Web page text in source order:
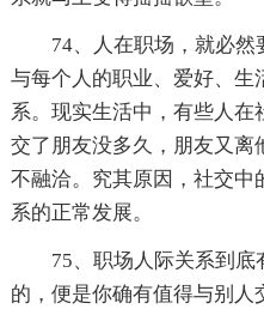
74、人在职场，就必然
与每个人的职业、爱好、生
系。现实生活中，有些人在
交了朋友没多久，朋友又离
不融洽。究其原因，社交中
系的正常发展。
75、职场人际关系到
的，便是你确有值得与别